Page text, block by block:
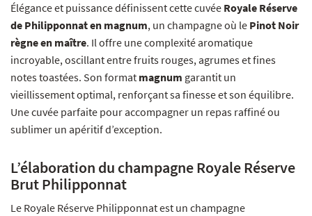
Élégance et puissance définissent cette cuvée Royale Réserve
de Philipponnat en magnum, un champagne où le Pinot Noir
règne en maître. Il offre une complexité aromatique
incroyable, oscillant entre fruits rouges, agrumes et fines
notes toastées. Son format magnum garantit un
vieillissement optimal, renforçant sa finesse et son équilibre.
Une cuvée parfaite pour accompagner un repas raffiné ou
sublimer un apéritif d’exception.
L’élaboration du champagne Royale Réserve
Brut Philipponnat
Le Royale Réserve Philipponnat est un champagne